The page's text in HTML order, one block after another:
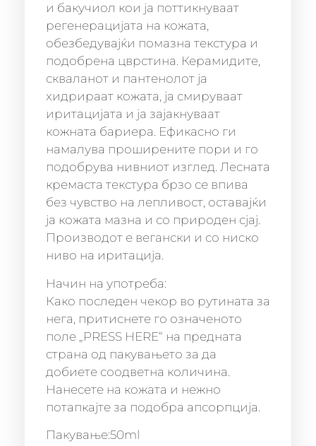
и бакучиол кои ја поттикнуваат
регенерацијата на кожата,
обезбедувајќи помазна текстура и
подобрена цврстина. Керамидите,
скваланот и пантенолот ја
хидрираат кожата, ја смируваат
иритацијата и ја зајакнуваат
кожната бариера. Ефикасно ги
намалува проширените пори и го
подобрува нивниот изглед. Лесната
кремаста текстура брзо се впива
без чувство на лепливост, оставајќи
ја кожата мазна и со природен сјај.
Производот е вегански и со ниско
ниво на иритација.
Начин на употреба:
Како последен чекор во рутината за
нега, притиснете го означеното
поле „PRESS HERE“ на предната
страна од пакувањето за да
добиете соодветна количина.
Нанесете на кожата и нежно
потапкајте за подобра апсорпција.
Пакување:50ml